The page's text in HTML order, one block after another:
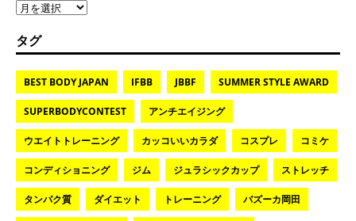
タグ
BEST BODY JAPAN IFBB JBBF SUMMER STYLE AWARD
SUPERBODYCONTEST アンチエイジング
ウエイトトレーニング カッコいいカラダ コスプレ コミケ
コンディショニング ジム ジュラシックカップ ストレッチ
タンパク質 ダイエット トレーニング バズーカ岡田